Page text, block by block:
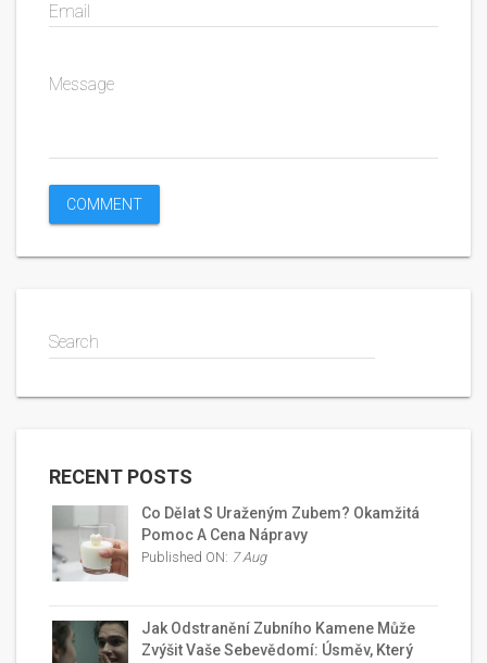
Email
Message
Search
RECENT POSTS
Co Dělat S Uraženým Zubem? Okamžitá
Pomoc A Cena Nápravy
Published ON: 7 Aug
Jak Odstranění Zubního Kamene Může
Zvýšit Vaše Sebevědomí: Úsměv, Který